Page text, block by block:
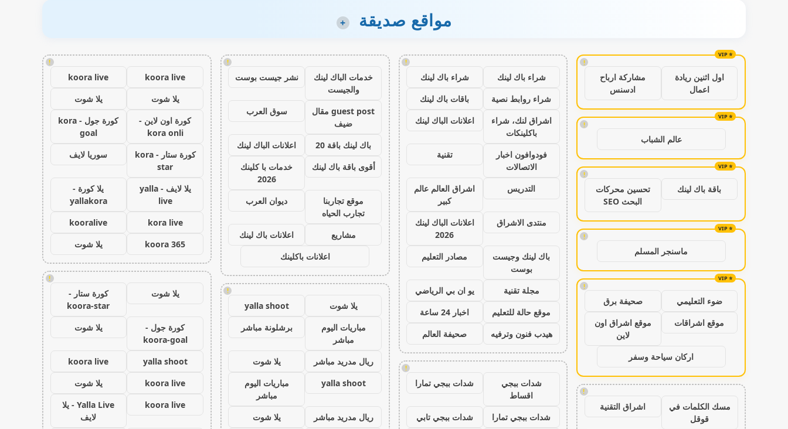
مواقع صديقة +
!
اول اثنين ريادة
اعمال
مشاركة ارباح
ادسنس
!
عالم الشباب
!
باقة باك لينك
تحسين محركات
البحث SEO
!
ماسنجر المسلم
!
ضوء التعليمي
صحيفة برق
موقع اشراقات
موقع اشراق اون
لاين
اركان سياحة وسفر
!
مسك الكلمات في
قوقل
اشراق التقنية
!
شراء باك لينك
شراء باك لينك
شراء روابط نصية
باقات باك لينك
اشراق لنك، شراء
باكلينكات
اعلانات الباك لينك
فودوافون اخبار
الاتصالات
تقنية
التدريس
اشراق العالم عالم
كبير
منتدى الاشراق
اعلانات الباك لينك
2026
باك لينك وجيست
بوست
مصادر التعليم
مجلة تقنية
يو ان بي الرياضي
موقع حالة للتعليم
اخبار 24 ساعة
هيدب فنون وترفيه
صحيفة العالم
!
شدات ببجي
اقساط
شدات ببجي تمارا
شدات ببجي تمارا
شدات ببجي تابي
!
خدمات الباك لينك
والجيست
نشر جيست بوست
guest post مقال
ضيف
سوق العرب
باك لينك باقة 20
اعلانات الباك لينك
أقوى باقة باك لينك
خدمات با كلينك
2026
موقع تجاربنا
تجارب الحياه
ديوان العرب
مشاريع
اعلانات باك لينك
اعلانات باكلينك
!
يلا شوت
yalla shoot
مباريات اليوم
مباشر
برشلونة مباشر
ريال مدريد مباشر
يلا شوت
yalla shoot
مباريات اليوم
مباشر
ريال مدريد مباشر
يلا شوت
!
koora live
koora live
يلا شوت
يلا شوت
كورة اون لاين -
kora onli
كورة جول - kora
goal
كورة ستار - kora
star
سوريا لايف
يلا لايف - yalla
live
يلا كورة -
yallakora
kora live
kooralive
koora 365
يلا شوت
!
يلا شوت
كورة ستار -
koora-star
كورة جول -
koora-goal
يلا شوت
yalla shoot
koora live
koora live
يلا شوت
koora live
Yalla Live - يلا
لايف